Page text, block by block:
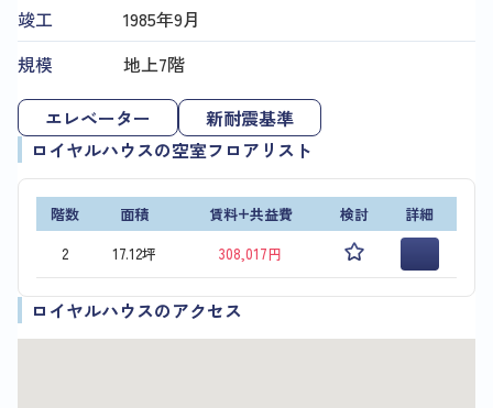
竣工
1985年9月
規模
地上7階
エレベーター
新耐震基準
ロイヤルハウスの空室フロアリスト
階数 面積 賃料+共益費 検討
詳細
2
17.12坪 308,017円
ロイヤルハウスのアクセス